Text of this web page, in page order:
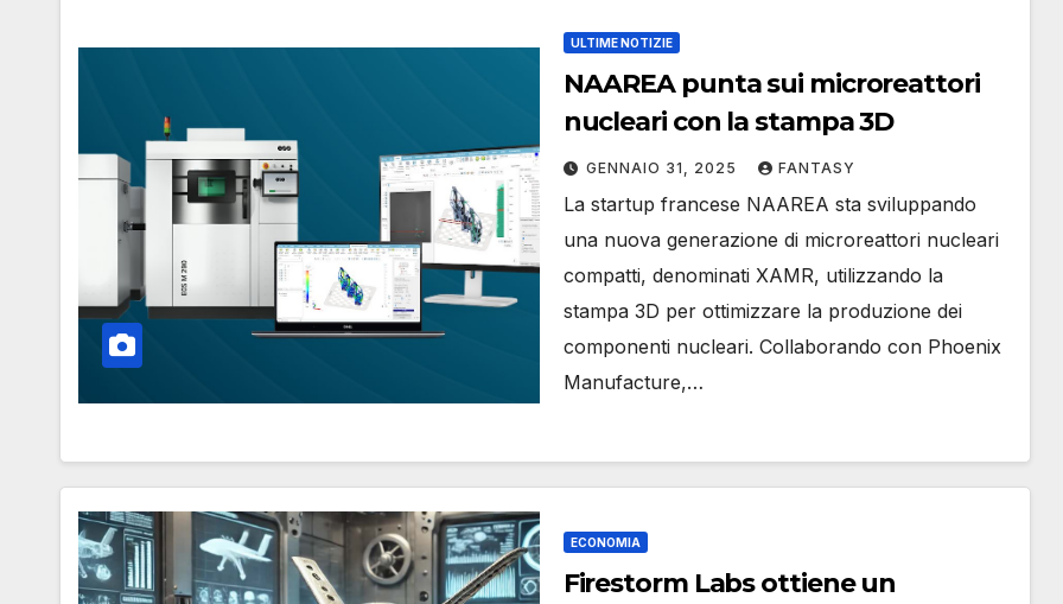
ULTIME NOTIZIE
NAAREA punta sui microreattori
nucleari con la stampa 3D
GENNAIO 31, 2025 FANTASY
La startup francese NAAREA sta sviluppando
una nuova generazione di microreattori nucleari
compatti, denominati XAMR, utilizzando la
stampa 3D per ottimizzare la produzione dei
componenti nucleari. Collaborando con Phoenix
Manufacture,…
ECONOMIA
Firestorm Labs ottiene un